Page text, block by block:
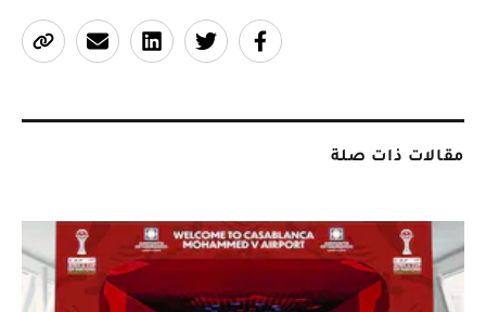
مقالات ذات صلة